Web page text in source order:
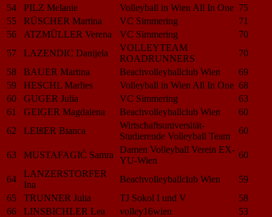
54
PILZ Melanie Volleyball in Wien All In One 75
55
RÜSCHER Martina VC Simmering
71
56
ATZMÜLLER Verena VC Simmering
70
57
LAZENDIC Danijela
VOLLEYTEAM
ROADRUNNERS
70
58
BAUER Martina Beachvolleyballclub Wien
69
59
HESCHL Marlies Volleyball in Wien All In One 68
60
GUGER Julia VC Simmering
63
61
GEIGER Magdalena Beachvolleyballclub Wien
60
62
LEIßER Bianca
Wirtschaftsuniversität-
Studierende Volleyball Team
60
63 MUSTAFAGIĆ Samra
Damen Volleyball Verein EX-
YU-Wien
60
64
LANZERSTORFER
Ina
Beachvolleyballclub Wien
59
65
TRUNNER Julia TJ Sokol I und V
58
66
LINSBICHLER Lea volley16wien
53